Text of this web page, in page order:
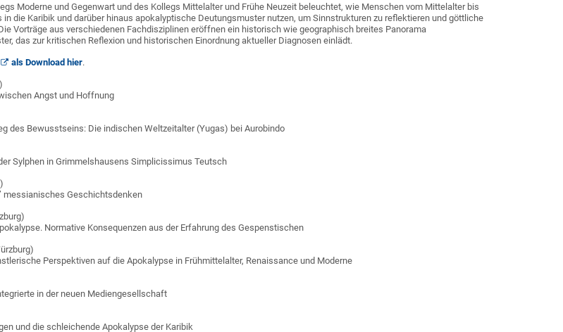
Moderne und Gegenwart und des Kollegs Mittelalter und Frühe Neuzeit beleuchtet, wie Menschen vom Mittelalter bis
in die Karibik und darüber hinaus apokalyptische Deutungsmuster nutzen, um Sinnstrukturen zu reflektieren und göttliche
Vorträge aus verschiedenen Fachdisziplinen eröffnen ein historisch wie geographisch breites Panorama
das zur kritischen Reflexion und historischen Einordnung aktueller Diagnosen einlädt.
als Download hier.
Angst und Hoffnung
des Bewusstseins: Die indischen Weltzeitalter (Yugas) bei Aurobindo
Sylphen in Grimmelshausens Simplicissimus Teutsch
messianisches Geschichtsdenken
Normative Konsequenzen aus der Erfahrung des Gespenstischen
Perspektiven auf die Apokalypse in Frühmittelalter, Renaissance und Moderne
in der neuen Mediengesellschaft
und die schleichende Apokalypse der Karibik